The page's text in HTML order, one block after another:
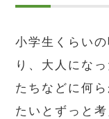
小学生くらい
り、大人にな
たちなどに何
たいとずっと